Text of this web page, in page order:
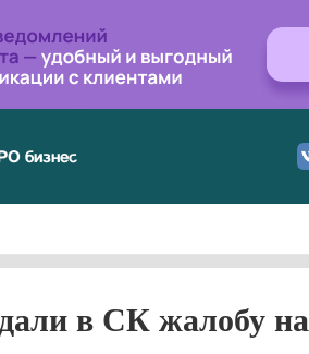
бизнес
в СК жалобу на